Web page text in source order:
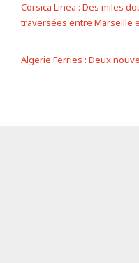
Corsica Linea : Des miles
traversées entre Marseille
Algerie Ferries : Deux